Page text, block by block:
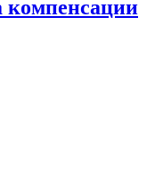
компенсации